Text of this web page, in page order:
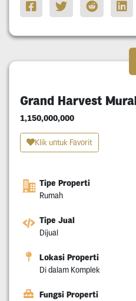
Grand Harvest
1,150,000,000
Klik untuk Favorit
Tipe Properti
Rumah
Tipe Jual
Dijual
Lokasi Properti
Di dalam Komplek
Fungsi Properti